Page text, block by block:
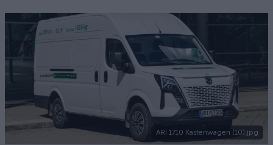
ARI 1710 Kastenwagen (10).jpg